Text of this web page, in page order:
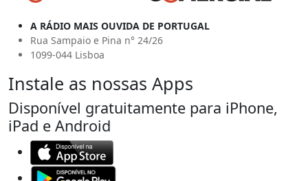
A RÁDIO MAIS OUVIDA DE PORTUGAL
Rua Sampaio e Pina n° 24/26
1099-044 Lisboa
Instale as nossas Apps
Disponível gratuitamente para iPhone,
iPad e Android